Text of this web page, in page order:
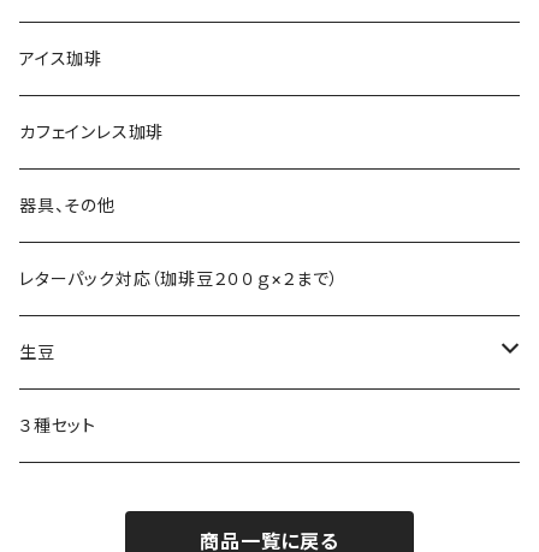
アイス珈琲
カフェインレス珈琲
器具、その他
レターパック対応（珈琲豆２００ｇ×２まで）
生豆
生豆 １ｋｇ
３種セット
商品一覧に戻る